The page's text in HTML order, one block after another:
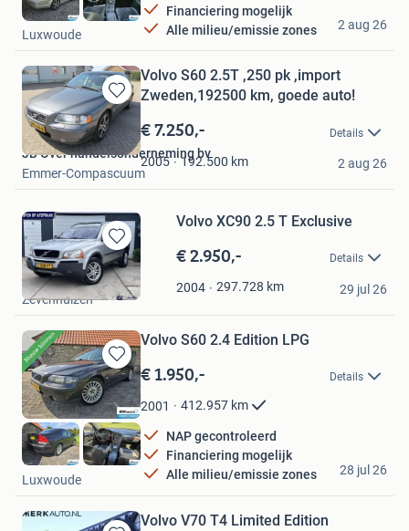
Financiering mogelijk
Alle milieu/emissie zones
WH Auto's
Luxwoude
2 aug 26
Bewaren
in
Mijn
Favorieten
Volvo S60 2.5T ,250 pk ,import
Zweden,192500 km, goede auto!
€ 7.250,- Details
2005 192.500 km
JB Over handelsonderneming bv
Emmer-Compascuum
2 aug 26
Bewaren
in
Mijn
Favorieten
Volvo XC90 2.5 T Exclusive
€ 2.950,- Details
2004 297.728 km
Glanz Occasions
Zevenhuizen
29 jul 26
Bewaren
in
Mijn
Favorieten
Volvo S60 2.4 Edition LPG
€ 1.950,- Details
2001 412.957 km
NAP gecontroleerd
Financiering mogelijk
Alle milieu/emissie zones
WH Auto's
Luxwoude
28 jul 26
Volvo V70 T4 Limited Edition